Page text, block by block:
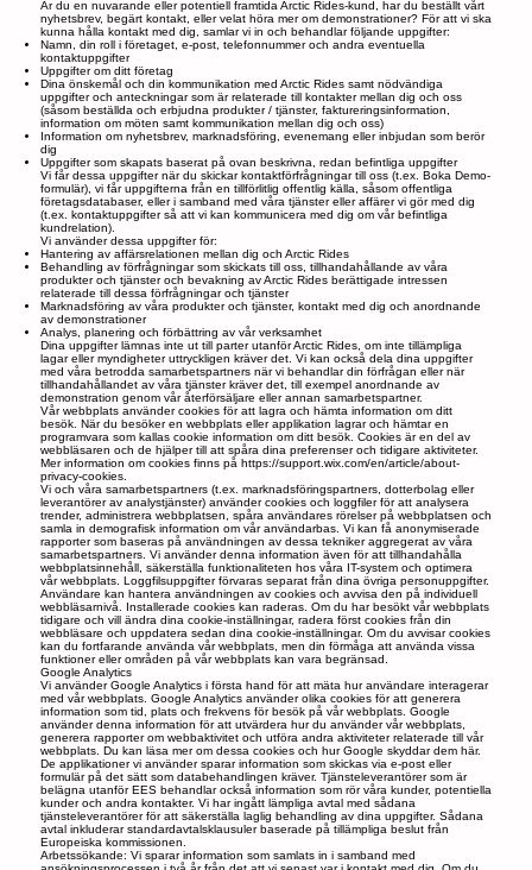
Är du en nuvarande eller potentiell framtida Arctic Rides-kund, har du beställt vårt
nyhetsbrev, begärt kontakt, eller velat höra mer om demonstrationer? För att vi ska
kunna hålla kontakt med dig, samlar vi in och behandlar följande uppgifter:
Namn, din roll i företaget, e-post, telefonnummer och andra eventuella
kontaktuppgifter
Uppgifter om ditt företag
Dina önskemål och din kommunikation med Arctic Rides samt nödvändiga
uppgifter och anteckningar som är relaterade till kontakter mellan dig och oss
(såsom beställda och erbjudna produkter / tjänster, faktureringsinformation,
information om möten samt kommunikation mellan dig och oss)
Information om nyhetsbrev, marknadsföring, evenemang eller inbjudan som berör
dig
Uppgifter som skapats baserat på ovan beskrivna, redan befintliga uppgifter
Vi får dessa uppgifter när du skickar kontaktförfrågningar till oss (t.ex. Boka Demo-
formulär), vi får uppgifterna från en tillförlitlig offentlig källa, såsom offentliga
företagsdatabaser, eller i samband med våra tjänster eller affärer vi gör med dig
(t.ex. kontaktuppgifter så att vi kan kommunicera med dig om vår befintliga
kundrelation).
Vi använder dessa uppgifter för:
Hantering av affärsrelationen mellan dig och Arctic Rides
Behandling av förfrågningar som skickats till oss, tillhandahållande av våra
produkter och tjänster och bevakning av Arctic Rides berättigade intressen
relaterade till dessa förfrågningar och tjänster
Marknadsföring av våra produkter och tjänster, kontakt med dig och anordnande
av demonstrationer
Analys, planering och förbättring av vår verksamhet
Dina uppgifter lämnas inte ut till parter utanför Arctic Rides, om inte tillämpliga
lagar eller myndigheter uttryckligen kräver det. Vi kan också dela dina uppgifter
med våra betrodda samarbetspartners när vi behandlar din förfrågan eller när
tillhandahållandet av våra tjänster kräver det, till exempel anordnande av
demonstration genom vår återförsäljare eller annan samarbetspartner.
Vår webbplats använder cookies för att lagra och hämta information om ditt
besök. När du besöker en webbplats eller applikation lagrar och hämtar en
programvara som kallas cookie information om ditt besök. Cookies är en del av
webbläsaren och de hjälper till att spåra dina preferenser och tidigare aktiviteter.
Mer information om cookies finns på https://support.wix.com/en/article/about-
privacy-cookies.
Vi och våra samarbetspartners (t.ex. marknadsföringspartners, dotterbolag eller
leverantörer av analystjänster) använder cookies och loggfiler för att analysera
trender, administrera webbplatsen, spåra användares rörelser på webbplatsen och
samla in demografisk information om vår användarbas. Vi kan få anonymiserade
rapporter som baseras på användningen av dessa tekniker aggregerat av våra
samarbetspartners. Vi använder denna information även för att tillhandahålla
webbplatsinnehåll, säkerställa funktionaliteten hos våra IT-system och optimera
vår webbplats. Loggfilsuppgifter förvaras separat från dina övriga personuppgifter.
Användare kan hantera användningen av cookies och avvisa den på individuell
webbläsarnivå. Installerade cookies kan raderas. Om du har besökt vår webbplats
tidigare och vill ändra dina cookie-inställningar, radera först cookies från din
webbläsare och uppdatera sedan dina cookie-inställningar. Om du avvisar cookies
kan du fortfarande använda vår webbplats, men din förmåga att använda vissa
funktioner eller områden på vår webbplats kan vara begränsad.
Google Analytics
Vi använder Google Analytics i första hand för att mäta hur användare interagerar
med vår webbplats. Google Analytics använder olika cookies för att generera
information som tid, plats och frekvens för besök på vår webbplats. Google
använder denna information för att utvärdera hur du använder vår webbplats,
generera rapporter om webbaktivitet och utföra andra aktiviteter relaterade till vår
webbplats. Du kan läsa mer om dessa cookies och hur Google skyddar dem här.
De applikationer vi använder sparar information som skickas via e-post eller
formulär på det sätt som databehandlingen kräver. Tjänsteleverantörer som är
belägna utanför EES behandlar också information som rör våra kunder, potentiella
kunder och andra kontakter. Vi har ingått lämpliga avtal med sådana
tjänsteleverantörer för att säkerställa laglig behandling av dina uppgifter. Sådana
avtal inkluderar standardavtalsklausuler baserade på tillämpliga beslut från
Europeiska kommissionen.
Arbetssökande: Vi sparar information som samlats in i samband med